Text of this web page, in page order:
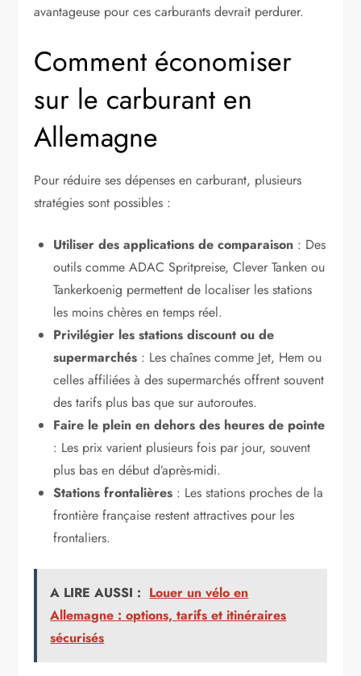
avantageuse pour ces carburants devrait perdurer.
Comment économiser
sur le carburant en
Allemagne
Pour réduire ses dépenses en carburant, plusieurs
stratégies sont possibles :
Utiliser des applications de comparaison : Des
outils comme ADAC Spritpreise, Clever Tanken ou
Tankerkoenig permettent de localiser les stations
les moins chères en temps réel.
Privilégier les stations discount ou de
supermarchés : Les chaînes comme Jet, Hem ou
celles affiliées à des supermarchés offrent souvent
des tarifs plus bas que sur autoroutes.
Faire le plein en dehors des heures de pointe
: Les prix varient plusieurs fois par jour, souvent
plus bas en début d’après-midi.
Stations frontalières : Les stations proches de la
frontière française restent attractives pour les
frontaliers.
A LIRE AUSSI : Louer un vélo en
Allemagne : options, tarifs et itinéraires
sécurisés